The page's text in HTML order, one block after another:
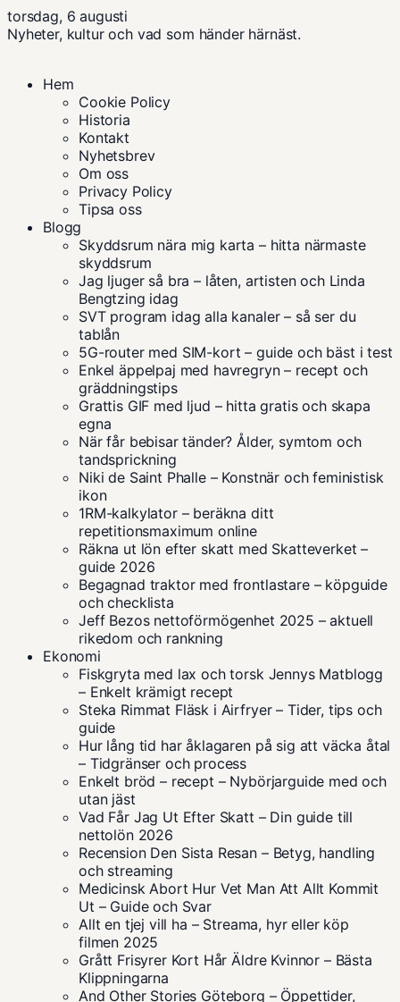
torsdag, 6 augusti
Nyheter, kultur och vad som händer härnäst.
Hem
Cookie Policy
Historia
Kontakt
Nyhetsbrev
Om oss
Privacy Policy
Tipsa oss
Blogg
Skyddsrum nära mig karta – hitta närmaste
skyddsrum
Jag ljuger så bra – låten, artisten och Linda
Bengtzing idag
SVT program idag alla kanaler – så ser du
tablån
5G-router med SIM-kort – guide och bäst i test
Enkel äppelpaj med havregryn – recept och
gräddningstips
Grattis GIF med ljud – hitta gratis och skapa
egna
När får bebisar tänder? Ålder, symtom och
tandsprickning
Niki de Saint Phalle – Konstnär och feministisk
ikon
1RM-kalkylator – beräkna ditt
repetitionsmaximum online
Räkna ut lön efter skatt med Skatteverket –
guide 2026
Begagnad traktor med frontlastare – köpguide
och checklista
Jeff Bezos nettoförmögenhet 2025 – aktuell
rikedom och rankning
Ekonomi
Fiskgryta med lax och torsk Jennys Matblogg
– Enkelt krämigt recept
Steka Rimmat Fläsk i Airfryer – Tider, tips och
guide
Hur lång tid har åklagaren på sig att väcka åtal
– Tidgränser och process
Enkelt bröd – recept – Nybörjarguide med och
utan jäst
Vad Får Jag Ut Efter Skatt – Din guide till
nettolön 2026
Recension Den Sista Resan – Betyg, handling
och streaming
Medicinsk Abort Hur Vet Man Att Allt Kommit
Ut – Guide och Svar
Allt en tjej vill ha – Streama, hyr eller köp
filmen 2025
Grått Frisyrer Kort Hår Äldre Kvinnor – Bästa
Klippningarna
And Other Stories Göteborg – Öppettider,